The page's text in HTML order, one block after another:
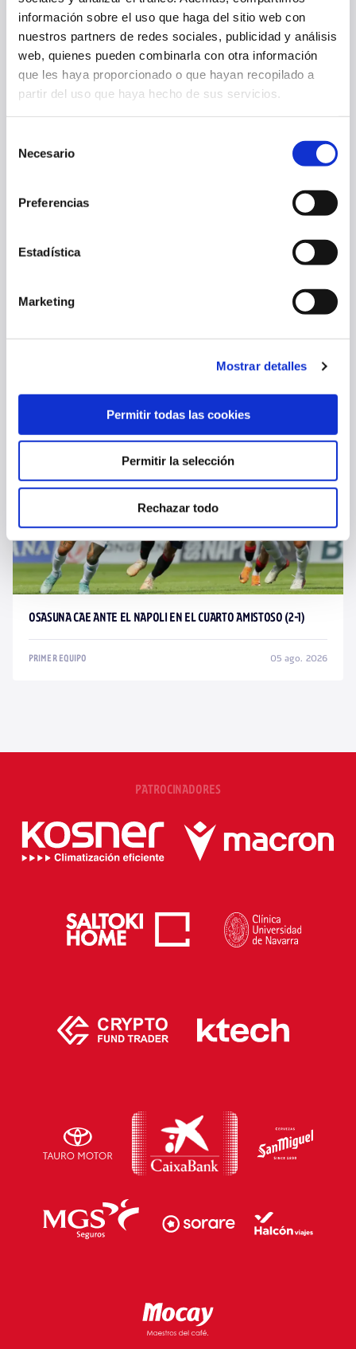
información sobre el uso que haga del sitio web con
nuestros partners de redes sociales, publicidad y análisis
web, quienes pueden combinarla con otra información
que les haya proporcionado o que hayan recopilado a
partir del uso que haya hecho de sus servicios.
Necesario
Preferencias
Estadística
Marketing
Mostrar detalles
Permitir todas las cookies
Permitir la selección
Rechazar todo
OSASUNA COMPLETA LA ÚLTIMA SESIÓN ANTES DE MEDIRSE AL
PRIMER EQUIPO
06 ago. 2026
OSASUNA CAE ANTE EL NAPOLI EN EL CUARTO AMISTOSO (2-1)
PRIMER EQUIPO 05 ago. 2026
PATROCINADORES